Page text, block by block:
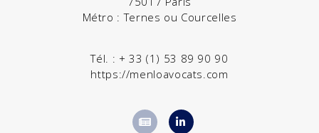
Métro : Ternes ou Courcelles
Tél. : + 33 (1) 53 89 90 90
https://menloavocats.com